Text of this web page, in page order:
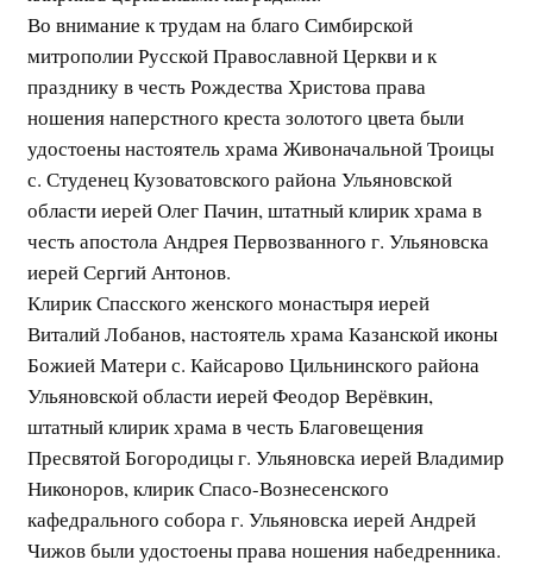
Во внимание к трудам на благо Симбирской
митрополии Русской Православной Церкви и к
празднику в честь Рождества Христова права
ношения наперстного креста золотого цвета были
удостоены настоятель храма Живоначальной Троицы
с. Студенец Кузоватовского района Ульяновской
области иерей Олег Пачин, штатный клирик храма в
честь апостола Андрея Первозванного г. Ульяновска
иерей Сергий Антонов.
Клирик Спасского женского монастыря иерей
Виталий Лобанов, настоятель храма Казанской иконы
Божией Матери с. Кайсарово Цильнинского района
Ульяновской области иерей Феодор Верёвкин,
штатный клирик храма в честь Благовещения
Пресвятой Богородицы г. Ульяновска иерей Владимир
Никоноров, клирик Спасо-Вознесенского
кафедрального собора г. Ульяновска иерей Андрей
Чижов были удостоены права ношения набедренника.